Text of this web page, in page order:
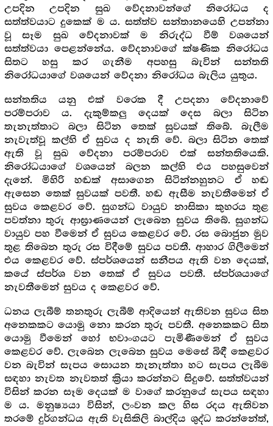
උපදින උපදින සුඛ වේදනාවන්ගේ නිරෝධය ද
සත්ත්වයාට දුකෙක් ම ය. සත්ත්ව සන්තානයෙහි උපන්නා
වූ සෑම සුඛ වේදනාවක් ම නිරුද්ධ වීම් වශයෙන්
සත්ත්වයා පෙළන්නේය. වේදනාවගේ ක්ෂණික නිරෝධය
සිතට හසු කර ගැනීම අපහසු බැවින් සන්තති
නිරෝධයාගේ වශයෙන් වේදනා නිරෝධය බැලිය යුතුය.
සන්තතිය යනු එක් වරෙක දී උපදනා වේදනාවේ
පරම්පරාව ය. දැකුම්කලු දෙයක් දෙස බලා සිටින
තැනැත්තාට බලා සිටින තෙක් සුවයක් තිබේ. බැලීම
නැවැත්වූ කල්හි ඒ සුවය ද නැති වේ. බලා සිටින තෙක්
ඇති වූ සුඛ වේදනා පරම්පරාව එක් සන්තතියෙකි.
නිරෝධයාගේ වශයෙන් බලන කල්හි එය පහසුවෙන්
දැනේ. මිහිරි හඬක් අසාගෙන සිටින්නහුනට ඒ හඬ
ඇසෙන තෙක් සුවයක් පවතී. හඬ ඇසීම නැවතීමෙන් ඒ
සුවය කෙළවර වේ. සුගන්ධ වායුව නාසිකා කුහරය තුළ
පවත්නා තුරු ආඝ්‍රාණයෙන් ලැබෙන සුවය තිබේ. සුගන්ධ
වායුව පහ වීමෙන් ඒ සුවය කෙළවර වේ. රස බොජුන මුව
තුළ තිබෙන තුරු රස විදීමේ සුවය පවතී. ආහාර ගිලීමෙන්
එය කෙළවර වේ. ස්පර්ශයෙන් සනීපය ඇති වන දෙයක්,
කයේ ස්පර්ශ වන තෙක් ඒ සුවය පවතී. ස්පර්ශයාගේ
නැවතීමෙන් සුවය ද කෙළවර වේ.
ධනය ලැබීම් තනතුරු ලැබීම් ආදියෙන් ඇතිවන සුවය සිත
අනෙකකට යොමු නො කරන තුරු පවතී. අනෙකකට සිත
යොමු වීමෙන් හෝ භවාංගයට පැමිණීමෙන් ඒ සුවය
කෙළවර වේ. ලැබෙන ලැබෙන සුවය මෙසේ බිඳී කෙළවර
වන බැවින් සැපය සොයන තැනැත්තා හට සැපය ලැබීම
සඳහා නැවත නැවතත් ක්‍රියා කරන්නට සිදුවේ. සත්ත්වයන්
විසින් කරන සෑම දෙයක් ම වාගේ කරනුයේ සැපය සඳහා
ම ය. මනුෂ්‍යයා විසින්, ලංවන කල හිස රදය ඇතිවන
තරමේ දුර්ගන්ධය ඇති වැසිකිලි බාල්දිය ශුද්ධ කරන්නේත්,